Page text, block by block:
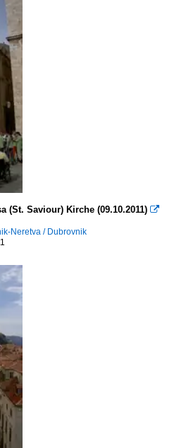
(St. Saviour) Kirche (09.10.2011) 
Neretva / Dubrovnik